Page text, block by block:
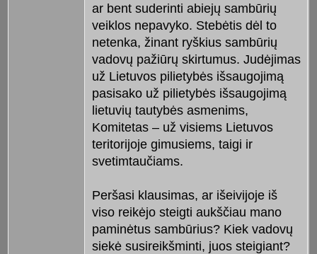
ar bent suderinti abiejų sambūrių
veiklos nepavyko. Stebėtis dėl to
netenka, žinant ryškius sambūrių
vadovų pažiūrų skirtumus. Judėjimas
už Lietuvos pilietybės išsaugojimą
pasisako už pilietybės išsaugojimą
lietuvių tautybės asmenims,
Komitetas – už visiems Lietuvos
teritorijoje gimusiems, taigi ir
svetimtaučiams.
Peršasi klausimas, ar išeivijoje iš
viso reikėjo steigti aukščiau mano
paminėtus sambūrius? Kiek vadovų
siekė susireikšminti, juos steigiant?